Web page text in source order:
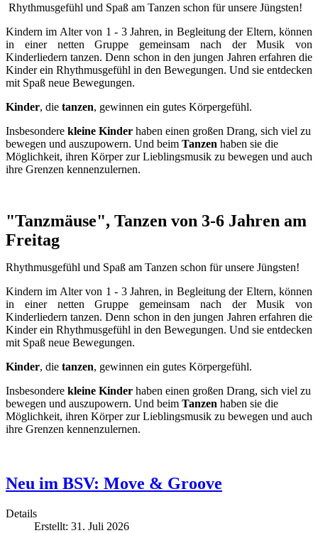
Rhythmusgefühl und Spaß am Tanzen schon für unsere Jüngsten!
Kindern im Alter von 1 - 3 Jahren, in Begleitung der Eltern, können
in einer netten Gruppe gemeinsam nach der Musik von
Kinderliedern tanzen. Denn schon in den jungen Jahren erfahren die
Kinder ein Rhythmusgefühl in den Bewegungen. Und sie entdecken
mit Spaß neue Bewegungen.
Kinder, die tanzen, gewinnen ein gutes Körpergefühl.
Insbesondere kleine Kinder haben einen großen Drang, sich viel zu
bewegen und auszupowern. Und beim Tanzen haben sie die
Möglichkeit, ihren Körper zur Lieblingsmusik zu bewegen und auch
ihre Grenzen kennenzulernen.
"Tanzmäuse", Tanzen von 3-6 Jahren am
Freitag
Rhythmusgefühl und Spaß am Tanzen schon für unsere Jüngsten!
Kindern im Alter von 1 - 3 Jahren, in Begleitung der Eltern, können
in einer netten Gruppe gemeinsam nach der Musik von
Kinderliedern tanzen. Denn schon in den jungen Jahren erfahren die
Kinder ein Rhythmusgefühl in den Bewegungen. Und sie entdecken
mit Spaß neue Bewegungen.
Kinder, die tanzen, gewinnen ein gutes Körpergefühl.
Insbesondere kleine Kinder haben einen großen Drang, sich viel zu
bewegen und auszupowern. Und beim Tanzen haben sie die
Möglichkeit, ihren Körper zur Lieblingsmusik zu bewegen und auch
ihre Grenzen kennenzulernen.
Neu im BSV: Move & Groove
Details
Erstellt: 31. Juli 2026